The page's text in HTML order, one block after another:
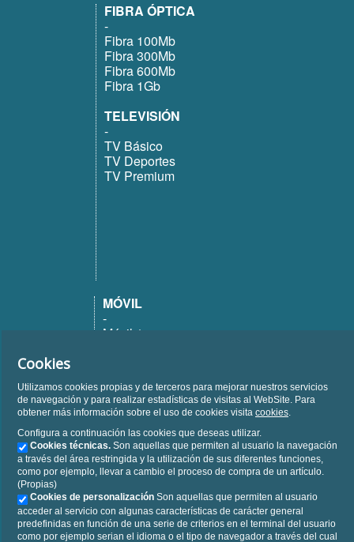
FIBRA ÓPTICA
-
Fibra 100Mb
Fibra 300Mb
Fibra 600Mb
Fibra 1Gb
TELEVISIÓN
-
TV Básico
TV Deportes
TV Premium
MÓVIL
-
Móvil 1
Móvil 50
Móvil 150
FIJO
-
Fijo
Cookies
Utilizamos cookies propias y de terceros para mejorar nuestros servicios
de navegación y para realizar estadísticas de visitas al WebSite. Para
obtener más información sobre el uso de cookies visita cookies.
Configura a continuación las cookies que deseas utilizar.
Cookies técnicas. Son aquellas que permiten al usuario la navegación
a través del área restringida y la utilización de sus diferentes funciones,
como por ejemplo, llevar a cambio el proceso de compra de un artículo.
(Propias)
Cookies de personalización Son aquellas que permiten al usuario
acceder al servicio con algunas características de carácter general
predefinidas en función de una serie de criterios en el terminal del usuario
como por ejemplo serian el idioma o el tipo de navegador a través del cual